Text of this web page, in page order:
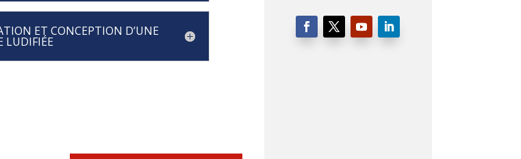
ET CONCEPTION D’UNE
LUDIFIÉE